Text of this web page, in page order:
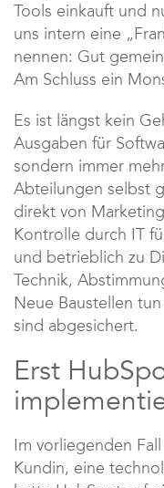
Tools einkauft und
uns intern eine
nennen: Gut
Am Schluss ein
Es ist längst kein
Ausgaben für
sondern immer
Abteilungen selbst
direkt von
Kontrolle durch IT
und betrieblich zu
Technik,
Neue Baustellen
sind abgesichert.
Erst
Im vorliegenden
Kundin, eine